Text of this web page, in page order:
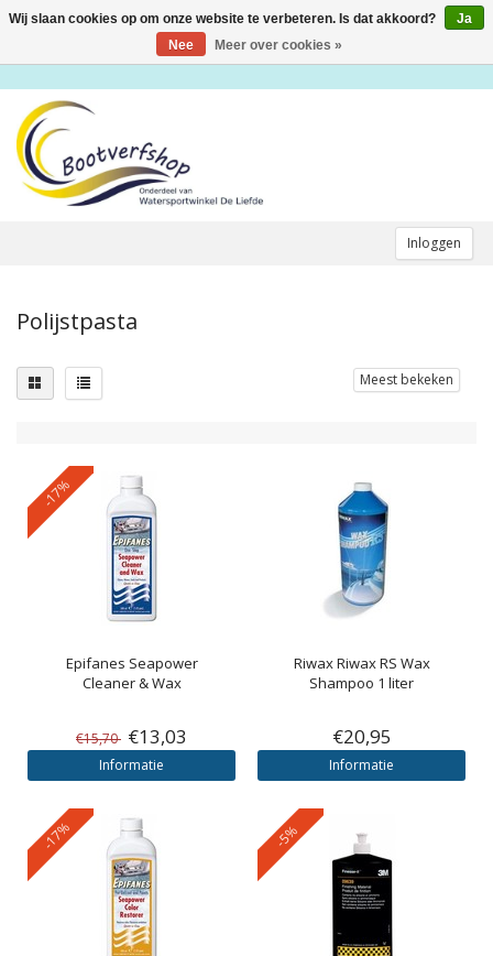
Inloggen
Toggle
Polijstpasta
Meest bekeken
-17%
Epifanes Seapower
Cleaner & Wax
€15,70 €13,03
Informatie
RiwaxRiwax RS Wax
Shampoo 1 liter
€20,95
Informatie
-17% -5%
Wij slaan cookies op om onze website te verbeteren. Is dat akkoord?
Ja
Nee
Meer over cookies »